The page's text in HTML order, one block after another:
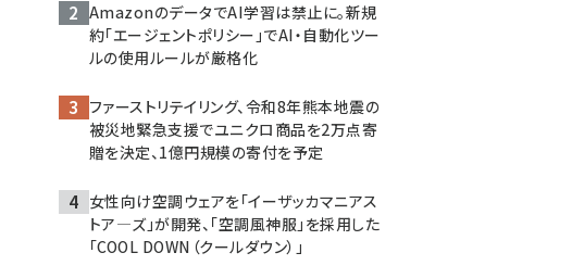
AmazonのデータでAI学習は禁止に。新規
約「エージェントポリシー」でAI・自動化ツー
ルの使用ルールが厳格化
ファーストリテイリング、令和8年熊本地震の
被災地緊急支援でユニクロ商品を2万点寄
贈を決定、1億円規模の寄付を予定
女性向け空調ウェアを「イーザッカマニアス
トア―ズ」が開発、「空調風神服」を採用した
「COOL DOWN（クールダウン）」